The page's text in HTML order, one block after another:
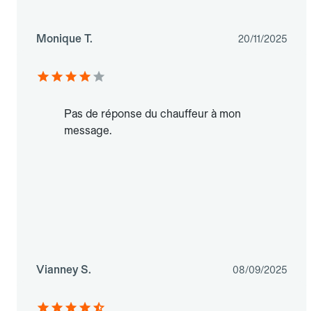
Monique T. 20/11/2025
Pas de réponse du chauffeur à mon
message.
Vianney S. 08/09/2025